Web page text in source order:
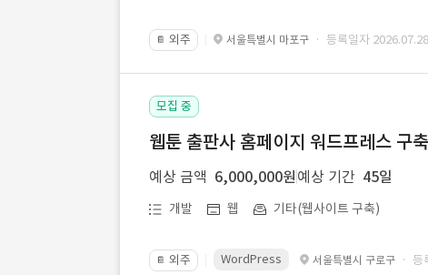
📔 외주 서울특별시 마포구 · 등록일자
모집 중
웹툰 출판사 홈페이지 워드프레스 구
예상 금액 6,000,000원 예상 기간 45일
개발 웹 기타(웹사이트 구축)
📔 외주 WordPress 서울특별시 구로구 · 등